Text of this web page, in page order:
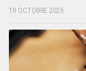
19 OCTOBRE 2025